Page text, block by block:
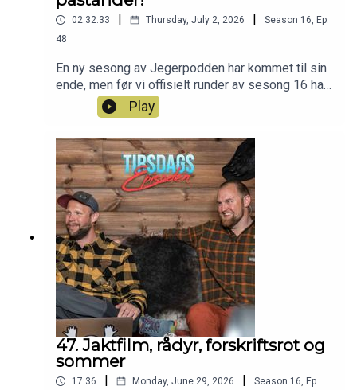
02:32:33 Thursday, July 2, 2026 Season 16, Ep.
48
En ny sesong av Jegerpodden har kommet til sin
ende, men før vi offisielt runder av sesong 16 har
vi tradisjonen tro invitert verdens beste lyttere
"inn i studio" til å bidra med spørsmål, dilemmaer
og påstander som vi svarer villig vekk på. Her er
vi innom mye forskjellig, og det synses tidvis vilt
😅 Håper du vil sjekke den ut og at du får en riktig
fin sommer 😎Har du også lyst til å bli med i
Patreon-jaktlaget er du hjertelig velkommen inn
her: https://www.patreon.com/jegerpodden
Play
47. Jaktfilm, rådyr, forskriftsrot og
sommer
17:36 Monday, June 29, 2026 Season 16, Ep.